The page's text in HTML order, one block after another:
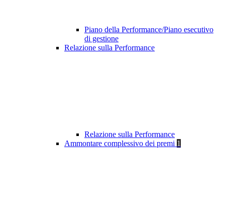
Piano della Performance/Piano esecutivo
di gestione
Relazione sulla Performance
Relazione sulla Performance
Ammontare complessivo dei premi 1